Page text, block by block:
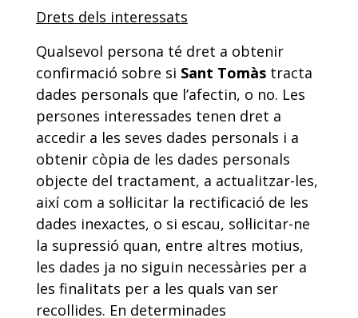
Drets dels interessats
Qualsevol persona té dret a obtenir
confirmació sobre si Sant Tomàs tracta
dades personals que l’afectin, o no. Les
persones interessades tenen dret a
accedir a les seves dades personals i a
obtenir còpia de les dades personals
objecte del tractament, a actualitzar-les,
així com a sol·licitar la rectificació de les
dades inexactes, o si escau, sol·licitar-ne
la supressió quan, entre altres motius,
les dades ja no siguin necessàries per a
les finalitats per a les quals van ser
recollides. En determinades